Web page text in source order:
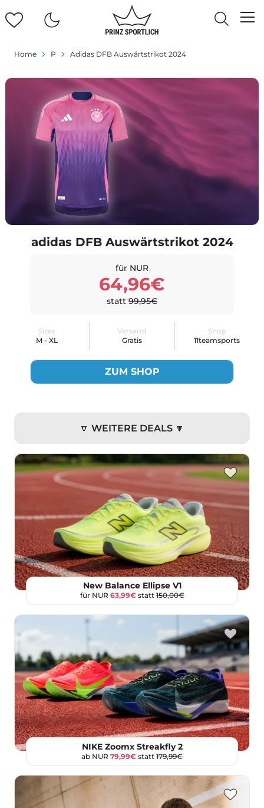
Home P Adidas DFB Auswärtstrikot 2024
adidas DFB Auswärtstrikot 2024
für NUR
64,96€
statt 99,95€
Sizes
M - XL
Versand
Gratis
Shop
11teamsports
ZUM SHOP
🔽 WEITERE DEALS 🔽
New Balance Ellipse V1
für NUR 63,99€statt150,00€
NIKE Zoomx Streakfly 2
ab NUR 79,99€ statt 179,99€